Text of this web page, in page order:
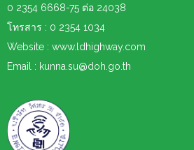
0 2354 6668-75 ต่อ 24038
โทรสาร : 0 2354 1034
Website : www.ldhighway.com
Email : kunna.su@doh.go.th